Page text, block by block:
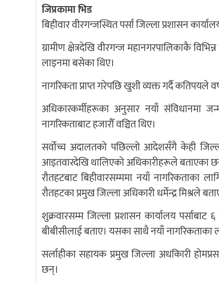
जिप्रकामा भिड
बिहीवार वीरगन्जस्थित पर्सा जिल्ला प्रशासन
ग्रामीण क्षेत्रदेखि वीरगन्ज महानगरपालिकाकै
लाइनमा बसेका थिए।
नागरिकता प्राप्त गरेपछि खुशी व्यक्त गर्दै कतिपयले
अधिकारकर्मीहरूका अनुसार नयाँ संविधानमा
नागरिकताबाट हजारौँ वञ्चित थिए।
सर्वोच्च अदालतको पछिल्लो आदेशसँगै केही
आइतवारदेखि थालिएको अधिकारीहरूले बताएका
रौतहटबाट बिहीवारसम्ममा नयाँ
रौतहटका प्रमुख जिल्ला अधिकारी धर्मेन्द्र मिश्रले
शुक्रवारसम्म जिल्ला प्रशासन कार्यालय
बीबीसीलाई बताए। यसका साथै नयाँ
सर्लाहीका सहायक प्रमुख जिल्ला अधकिारी
छन्।